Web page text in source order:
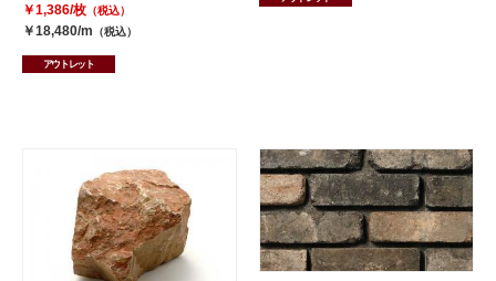
￥1,386/枚 （税込）
￥18,480/m （税込）
アウトレット